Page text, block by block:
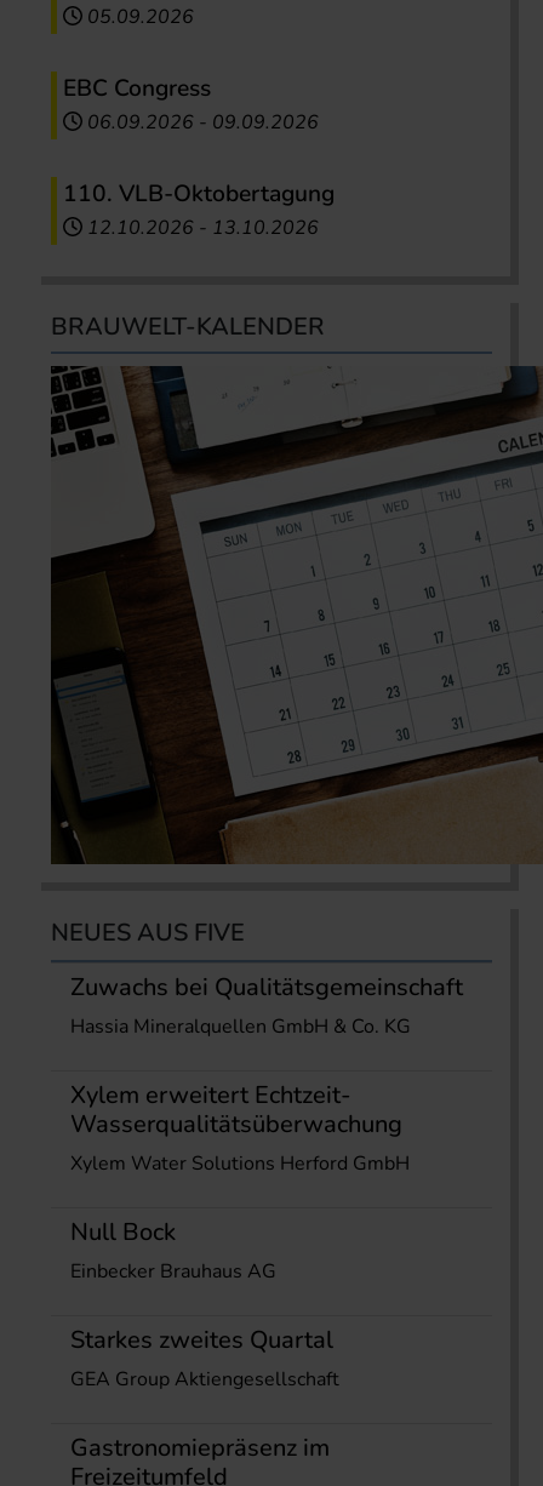
05.09.2026
EBC Congress
06.09.2026 - 09.09.2026
110. VLB-Oktobertagung
12.10.2026 - 13.10.2026
BRAUWELT-KALENDER
NEUES AUS FIVE
Zuwachs bei Qualitätsgemeinschaft
Hassia Mineralquellen GmbH & Co. KG
Xylem erweitert Echtzeit-
Wasserqualitätsüberwachung
Xylem Water Solutions Herford GmbH
Null Bock
Einbecker Brauhaus AG
Starkes zweites Quartal
GEA Group Aktiengesellschaft
Gastronomiepräsenz im
Freizeitumfeld